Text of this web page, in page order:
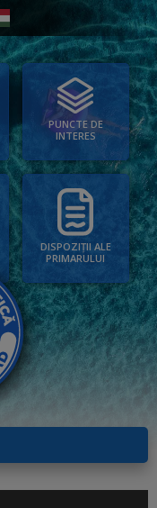
PUNCTE DE
INTERES
DISPOZIȚII ALE
PRIMARULUI